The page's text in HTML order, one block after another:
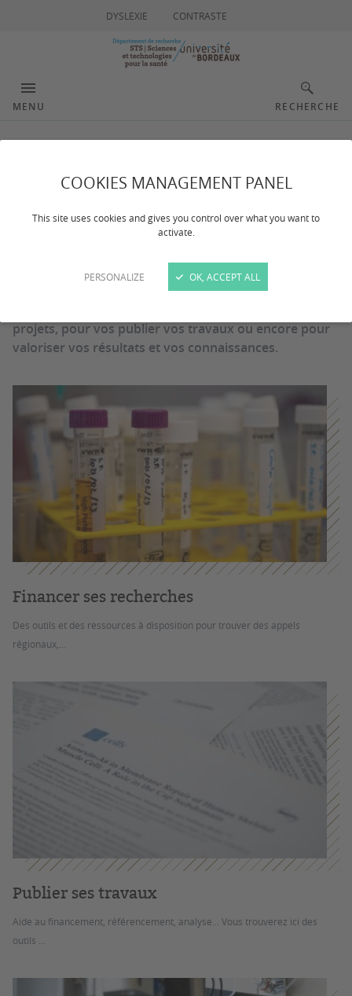
COOKIES MANAGEMENT PANEL
This site uses cookies and gives you control over what you want to
activate.
PERSONALIZE OK, ACCEPT ALL
DYSLEXIE CONTRASTE
MENU RECHERCHE
Boîte à outils
Un besoin ? Des outils ! Le département STS met à
votre disposition quelques outils et liens pour vous
projets, pour vos publier vos travaux ou encore pour
valoriser vos résultats et vos connaissances.
Financer ses recherches
Des outils et des ressources à disposition pour trouver des appels
régionaux,...
Publier ses travaux
Aide au financement, référencement, analyse... Vous trouverez ici des
outils ...